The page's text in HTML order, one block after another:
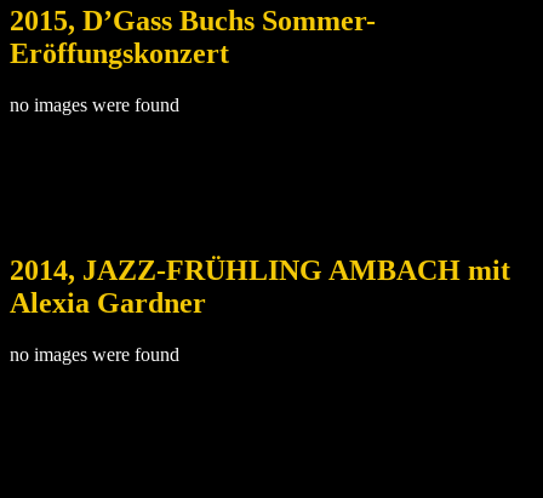
2015, D’Gass Buchs Sommer-
Eröffungskonzert
no images were found
2014, JAZZ-FRÜHLING AMBACH mit
Alexia Gardner
no images were found